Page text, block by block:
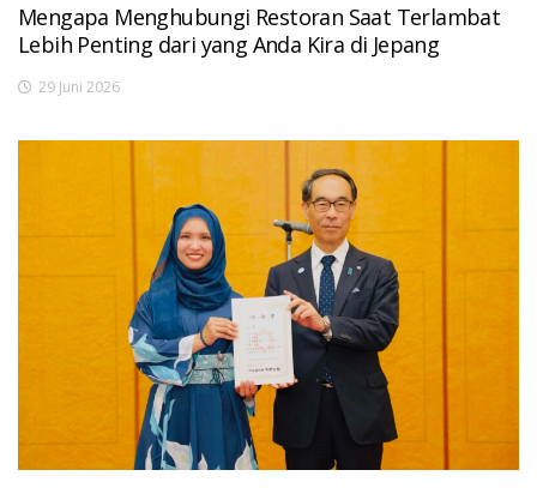
Mengapa Menghubungi Restoran Saat Terlambat
Lebih Penting dari yang Anda Kira di Jepang
29 Juni 2026